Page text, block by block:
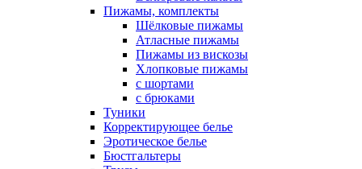
Пижамы, комплекты
Шёлковые пижамы
Атласные пижамы
Пижамы из вискозы
Хлопковые пижамы
с шортами
с брюками
Туники
Корректирующее белье
Эротическое белье
Бюстгальтеры